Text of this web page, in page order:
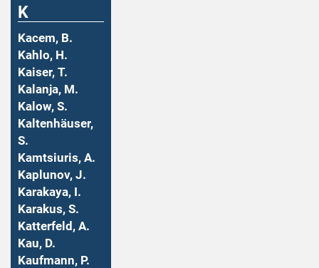
K
Kacem, B.
Kahlo, H.
Kaiser, T.
Kalanja, M.
Kalow, S.
Kaltenhäuser,
S.
Kamtsiuris, A.
Kaplunov, J.
Karakaya, I.
Karakus, S.
Katterfeld, A.
Kau, D.
Kaufmann, P.